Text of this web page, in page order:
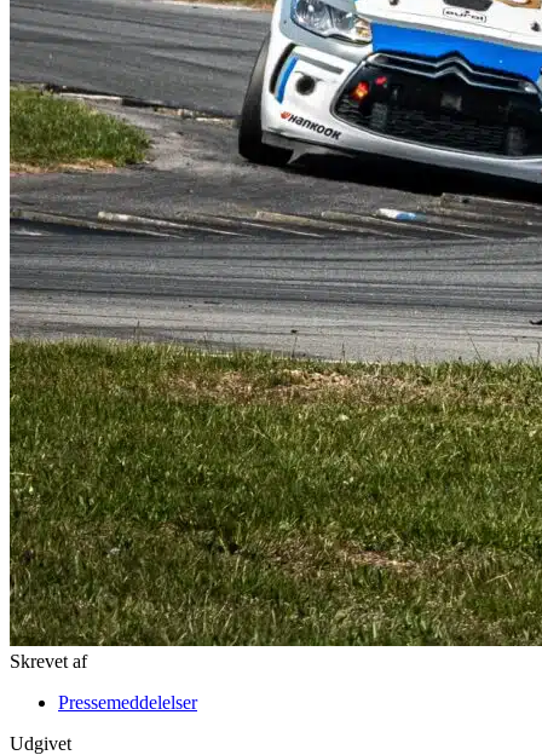
Skrevet af
Pressemeddelelser
Udgivet